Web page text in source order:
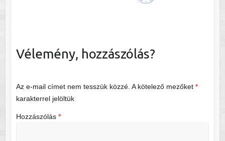
Vélemény, hozzászólás?
Az e-mail címet nem tesszük közzé. A kötelező mezőket *
karakterrel jelöltük
Hozzászólás *